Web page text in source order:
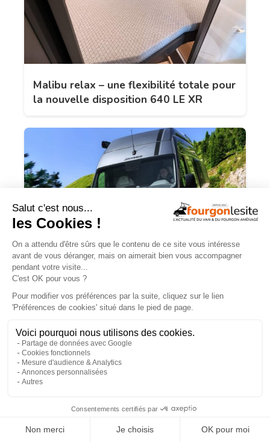
Malibu relax – une flexibilité totale pour
la nouvelle disposition 640 LE XR
Routeur 5G, autonomie renforcée :
présentation de l’Hymer Grand Canyon
S Xperience
NOS VIDÉOS